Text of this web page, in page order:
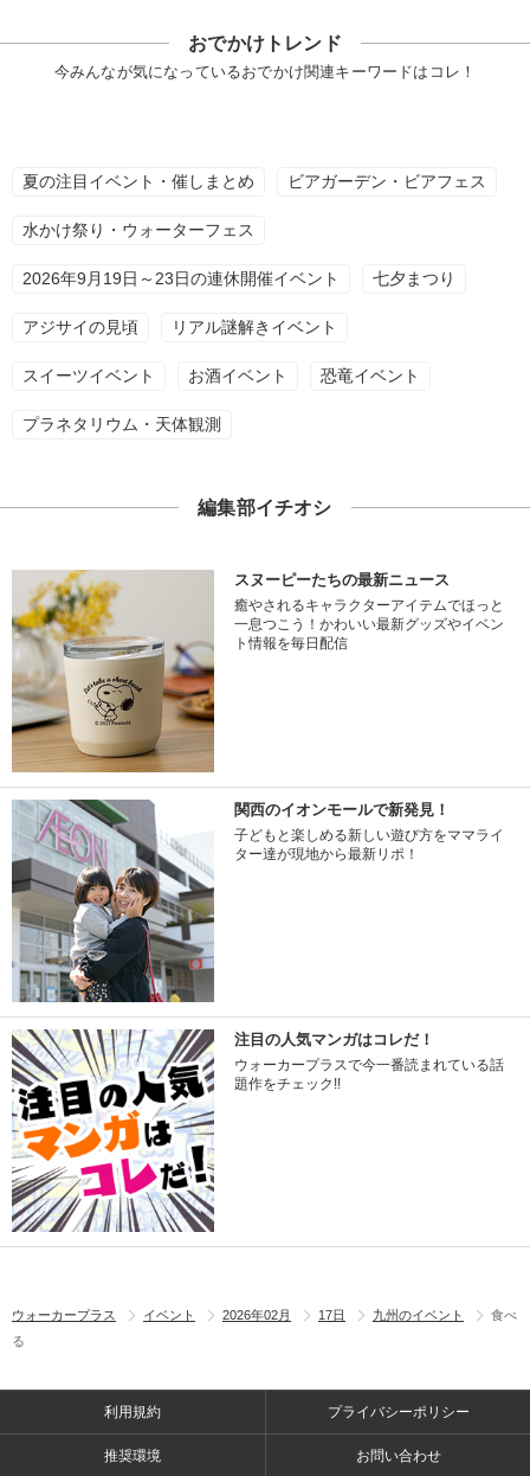
おでかけトレンド
今みんなが気になっているおでかけ関連キーワードはコレ！
夏の注目イベント・催しまとめ ビアガーデン・ビアフェス
水かけ祭り・ウォーターフェス
2026年9月19日～23日の連休開催イベント 七夕まつり
アジサイの見頃 リアル謎解きイベント
スイーツイベント お酒イベント 恐竜イベント
プラネタリウム・天体観測
編集部イチオシ
スヌーピーたちの最新ニュース
癒やされるキャラクターアイテムでほっと
一息つこう！かわいい最新グッズやイベン
ト情報を毎日配信
関西のイオンモールで新発見！
子どもと楽しめる新しい遊び方をママライ
ター達が現地から最新リポ！
注目の人気マンガはコレだ！
ウォーカープラスで今一番読まれている話
題作をチェック!!
ウォーカープラス イベント 2026年02月 17日 九州のイベント
食べ
る
利用規約 プライバシーポリシー
推奨環境 お問い合わせ